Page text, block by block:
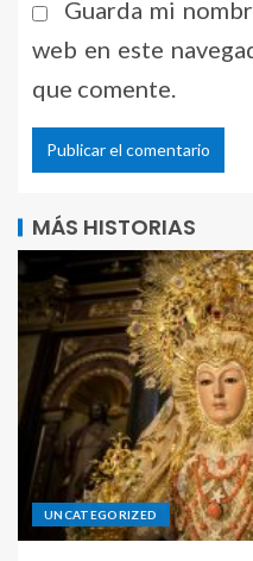
Guarda mi
web en este
que comente.
MÁS HISTORIAS
UNCATEGORIZED